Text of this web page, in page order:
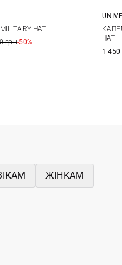
One sizeHAT
грн-50%
M
HAT
1 450
ЖІНКАМ